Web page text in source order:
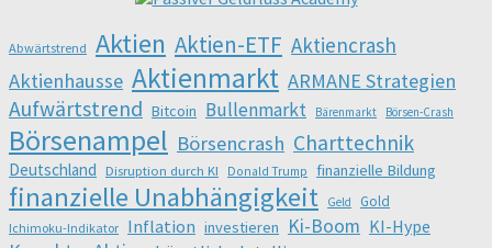
Abwärtstrend Aktien Aktien-ETF Aktiencrash
Aktienhausse Aktienmarkt ARMANE Strategien
Aufwärtstrend Bitcoin Bullenmarkt Bärenmarkt Börsen-Crash
Börsenampel Börsencrash Charttechnik
Deutschland Disruption durch KI Donald Trump finanzielle Bildung
finanzielle Unabhängigkeit Geld Gold
Ichimoku-Indikator Inflation investieren Ki-Boom KI-Hype